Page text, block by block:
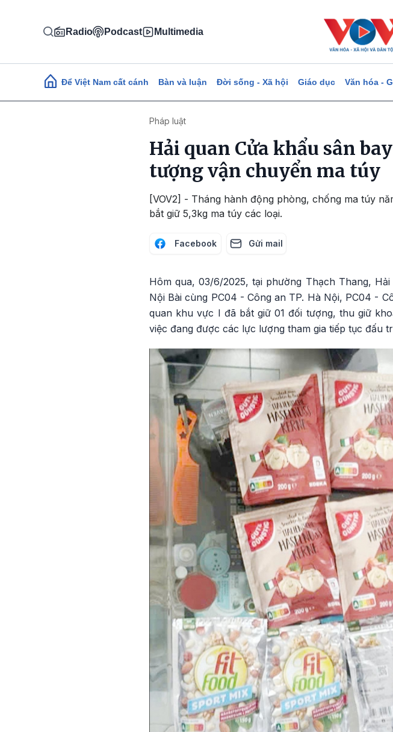
Radio Podcast Multimedia
Main navigation
Để Việt Nam cất cánh Bàn và luận Đời sống - Xã hội Giáo dục Văn hóa -
Pháp luật
Hải quan Cửa khẩu sân
tượng vận chuyển ma túy
[VOV2] - Tháng hành động phòng, chống ma túy
bắt giữ 5,3kg ma túy các loại.
Facebook Gửi mail
Hôm qua, 03/6/2025, tại phường Thạch Thang,
Nội Bài cùng PC04 - Công an TP. Hà Nội, PC04 -
quan khu vực I đã bắt giữ 01 đối tượng, thu giữ
việc đang được các lực lượng tham gia tiếp tục đấu